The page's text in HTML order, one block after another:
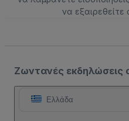
να
Ζωντανές εκδηλώσεις
Ελλάδα